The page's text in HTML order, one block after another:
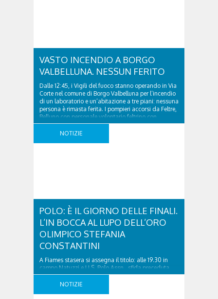
VASTO INCENDIO A BORGO
VALBELLUNA. NESSUN FERITO
Dalle 12:45, i Vigili del fuoco stanno operando in Via
Corte nel comune di Borgo Valbelluna per l’incendio
di un laboratorio e un’abitazione a tre piani: nessuna
persona è rimasta ferita. I pompieri accorsi da Feltre,
Belluno con personale volontario feltrino con
un’autopompa, tre autobotti, due autoscale e 16
operatori, coordinati dal funzionario di guardia, ..
NOTIZIE
POLO: È IL GIORNO DELLE FINALI.
L’IN BOCCA AL LUPO DELL’ORO
OLIMPICO STEFANIA
CONSTANTINI
A Fiames stasera si assegna il titolo: alle 19.30 in
campo Natuzzi e U.S. Polo Assn., sfida preceduta
dalle altre due finali. L’azzurra si racconta a un anno
dal trionfo di Pechino: «Quella vittoria ha cambiato
NOTIZIE